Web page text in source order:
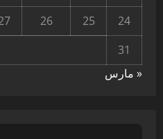
24
25
26
31
« مارس